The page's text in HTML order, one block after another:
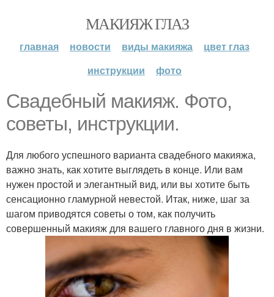
МАКИЯЖ ГЛАЗ
главная новости виды макияжа
цвет глаз
инструкции
фото
Свадебный макияж. Фото,
советы, инструкции.
Для любого успешного варианта свадебного макияжа,
важно знать, как хотите выглядеть в конце. Или вам
нужен простой и элегантный вид, или вы хотите быть
сенсационно гламурной невестой. Итак, ниже, шаг за
шагом приводятся советы о том, как получить
совершенный макияж для вашего главного дня в жизни.